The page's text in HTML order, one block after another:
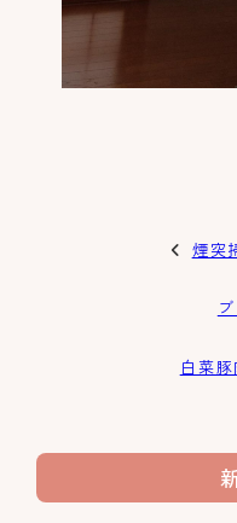
煙突
白菜